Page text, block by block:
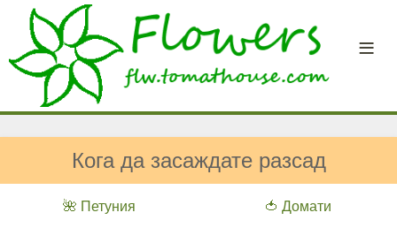
Кога да засаждате разсад
🌺 Петуния 🍅 Домати